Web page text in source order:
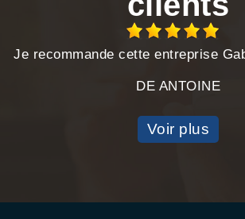
Je recommande cette entreprise
DE ANTOINE
Voir plus